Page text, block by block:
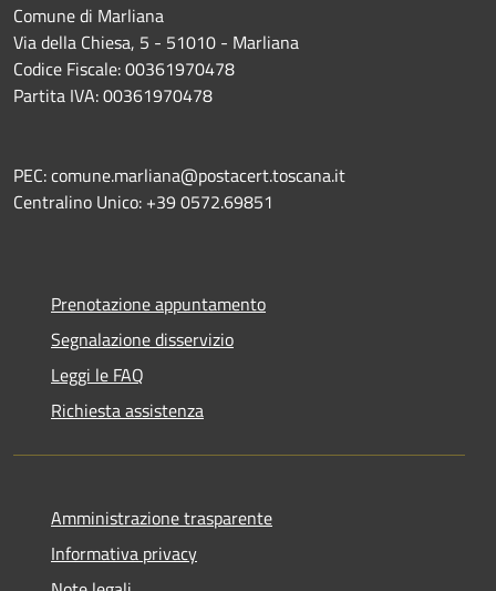
Comune di Marliana
Via della Chiesa, 5 - 51010 - Marliana
Codice Fiscale: 00361970478
Partita IVA: 00361970478
PEC: comune.marliana@postacert.toscana.it
Centralino Unico: +39 0572.69851
Prenotazione appuntamento
Segnalazione disservizio
Leggi le FAQ
Richiesta assistenza
Amministrazione trasparente
Informativa privacy